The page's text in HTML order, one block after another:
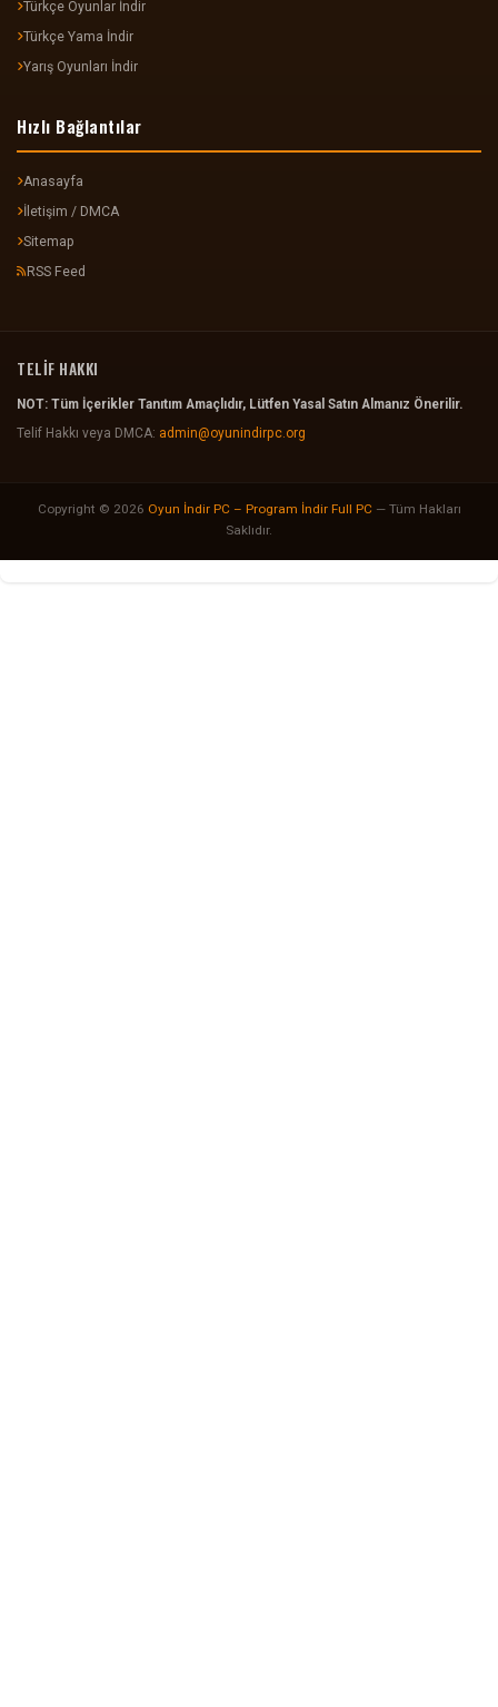
Türkçe Oyunlar İndir
Türkçe Yama İndir
Yarış Oyunları İndir
Hızlı Bağlantılar
Anasayfa
İletişim / DMCA
Sitemap
RSS Feed
TELİF HAKKI
NOT: Tüm İçerikler Tanıtım Amaçlıdır, Lütfen Yasal Satın Almanız Önerilir.
Telif Hakkı veya DMCA: admin@oyunindirpc.org
Copyright © 2026 Oyun İndir PC – Program İndir Full PC — Tüm Hakları
Saklıdır.